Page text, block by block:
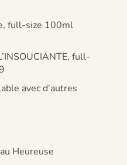
full-size 100ml
full-
avec d’autres
Heureuse